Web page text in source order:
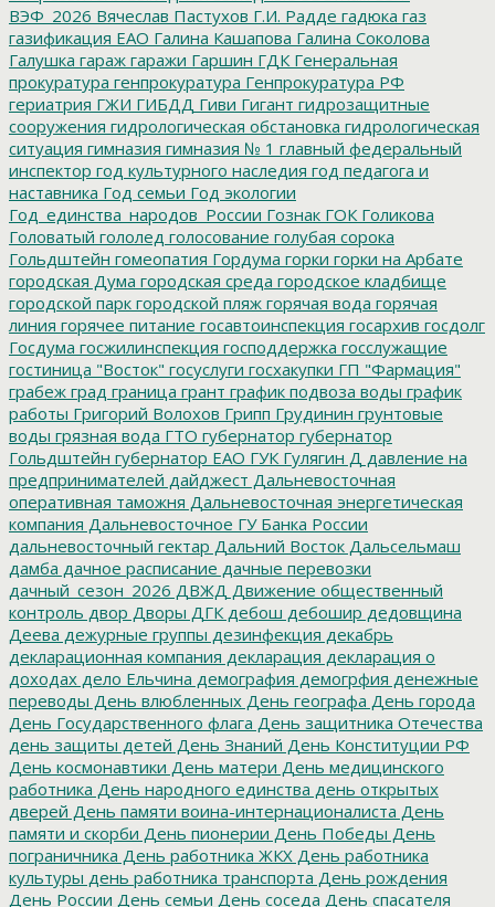
ВЭФ_2026 Вячеслав Пастухов Г.И. Радде гадюка газ
газификация ЕАО Галина Кашапова Галина Соколова
Галушка гараж гаражи Гаршин ГДК Генеральная
прокуратура генпрокуратура Генпрокуратура РФ
гериатрия ГЖИ ГИБДД Гиви Гигант гидрозащитные
сооружения гидрологическая обстановка гидрологическая
ситуация гимназия гимназия № 1 главный федеральный
инспектор год культурного наследия год педагога и
наставника Год семьи Год экологии
Год_единства_народов_России Гознак ГОК Голикова
Головатый гололед голосование голубая сорока
Гольдштейн гомеопатия Гордума горки горки на Арбате
городская Дума городская среда городское кладбище
городской парк городской пляж горячая вода горячая
линия горячее питание госавтоинспекция госархив госдолг
Госдума госжилинспекция господдержка госслужащие
гостиница "Восток" госуслуги госхакупки ГП "Фармация"
грабеж град граница грант график подвоза воды график
работы Григорий Волохов Грипп Грудинин грунтовые
воды грязная вода ГТО губернатор губернатор
Гольдштейн губернатор ЕАО ГУК Гулягин Д давление на
предпринимателей дайджест Дальневосточная
оперативная таможня Дальневосточная энергетическая
компания Дальневосточное ГУ Банка России
дальневосточный гектар Дальний Восток Дальсельмаш
дамба дачное расписание дачные перевозки
дачный_сезон_2026 ДВЖД Движение общественный
контроль двор Дворы ДГК дебош дебошир дедовщина
Деева дежурные группы дезинфекция декабрь
декларационная компания декларация декларация о
доходах дело Ельчина демография демогрфия денежные
переводы День влюбленных День географа День города
День Государственного флага День защитника Отечества
день защиты детей День Знаний День Конституции РФ
День космонавтики День матери День медицинского
работника День народного единства день открытых
дверей День памяти воина-интернационалиста День
памяти и скорби День пионерии День Победы День
пограничника День работника ЖКХ День работника
культуры день работника транспорта День рождения
День России День семьи День соседа День спасателя